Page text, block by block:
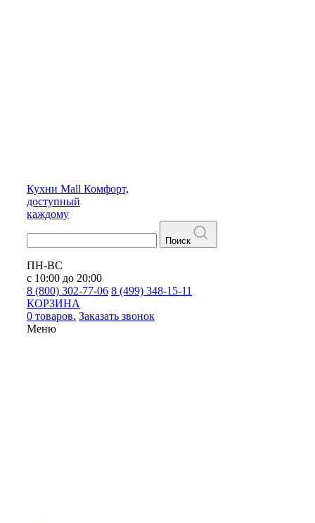
Кухни Mall Комфорт,
доступный
каждому
Поиск
ПН-ВС
с 10:00 до 20:00
8 (800) 302-77-06 8 (499) 348-15-11
КОРЗИНА
0 товаров. Заказать звонок
Меню